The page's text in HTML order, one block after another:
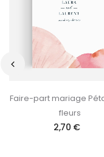
Faire-part mariage
fleurs
2,70 €